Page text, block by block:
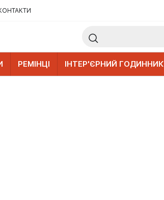
РЕМІНЦІ ІНТЕР'ЄРНИЙ ГОДИННИК